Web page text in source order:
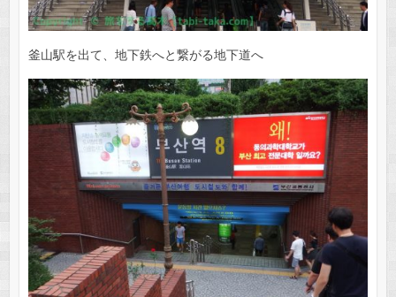
釜山駅を出て、地下鉄へと繋がる地下道へ